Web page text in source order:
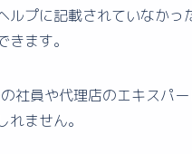
ルプに記載されていなか
きます。
社員や代理店のエキスパ
れません。